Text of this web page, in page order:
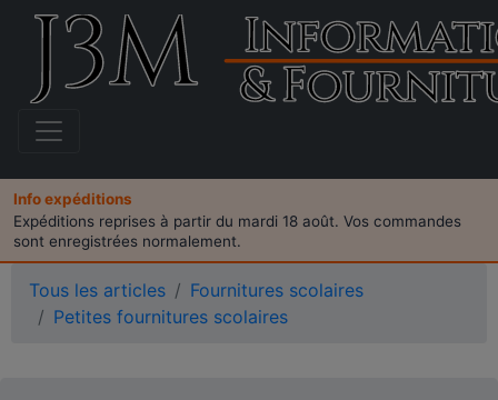
Info expéditions
Expéditions reprises à partir du mardi 18 août. Vos commandes
sont enregistrées normalement.
Tous les articles
Fournitures scolaires
Petites fournitures scolaires